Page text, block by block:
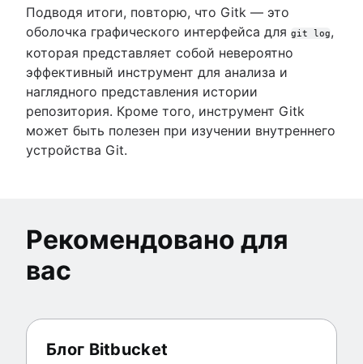
Подводя итоги, повторю, что Gitk — это
оболочка графического интерфейса для git log,
которая представляет собой невероятно
эффективный инструмент для анализа и
наглядного представления истории
репозитория. Кроме того, инструмент Gitk
может быть полезен при изучении внутреннего
устройства Git.
Рекомендовано для
вас
Блог Bitbucket